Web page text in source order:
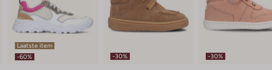
Laatste item
-60%
-30% -30%